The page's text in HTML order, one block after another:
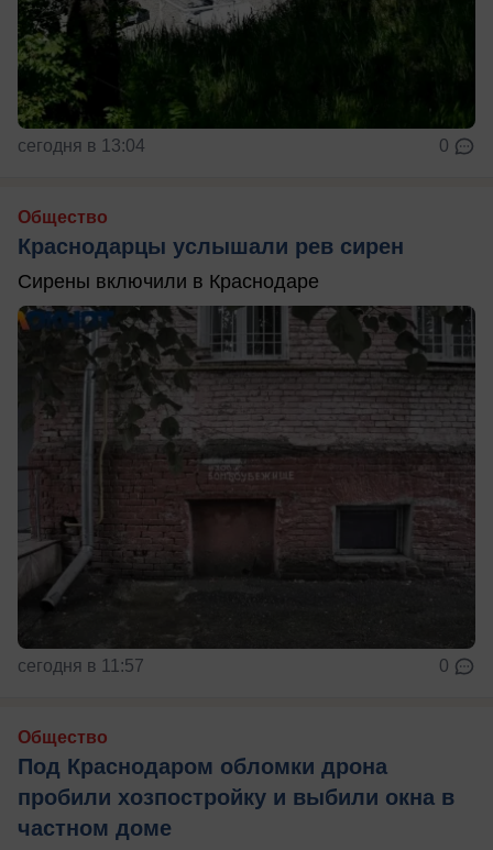
сегодня в 13:04 0
Общество
Краснодарцы услышали рев сирен
Сирены включили в Краснодаре
сегодня в 11:57 0
Общество
Под Краснодаром обломки дрона
пробили хозпостройку и выбили окна в
частном доме